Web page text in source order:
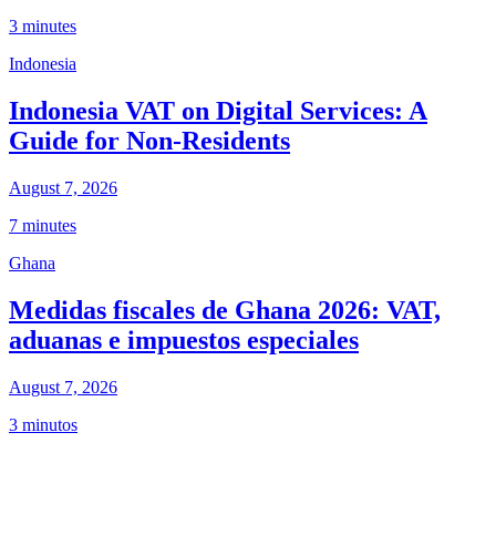
3 minutes
Indonesia
Indonesia VAT on Digital Services: A
Guide for Non-Residents
August 7, 2026
7 minutes
Ghana
Medidas fiscales de Ghana 2026: VAT,
aduanas e impuestos especiales
August 7, 2026
3 minutos